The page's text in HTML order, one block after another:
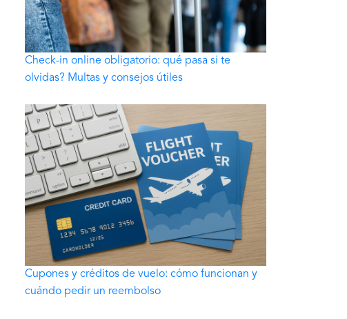
Check-in online obligatorio: qué pasa si te
olvidas? Multas y consejos útiles
Cupones y créditos de vuelo: cómo funcionan y
cuándo pedir un reembolso